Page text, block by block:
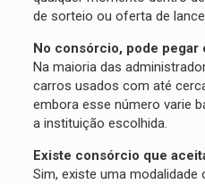
de sorteio ou oferta de
No consórcio, pode pegar
Na maioria das
carros usados com até
embora esse número varie
a instituição escolhida.
Existe consórcio que
Sim, existe uma modalidade